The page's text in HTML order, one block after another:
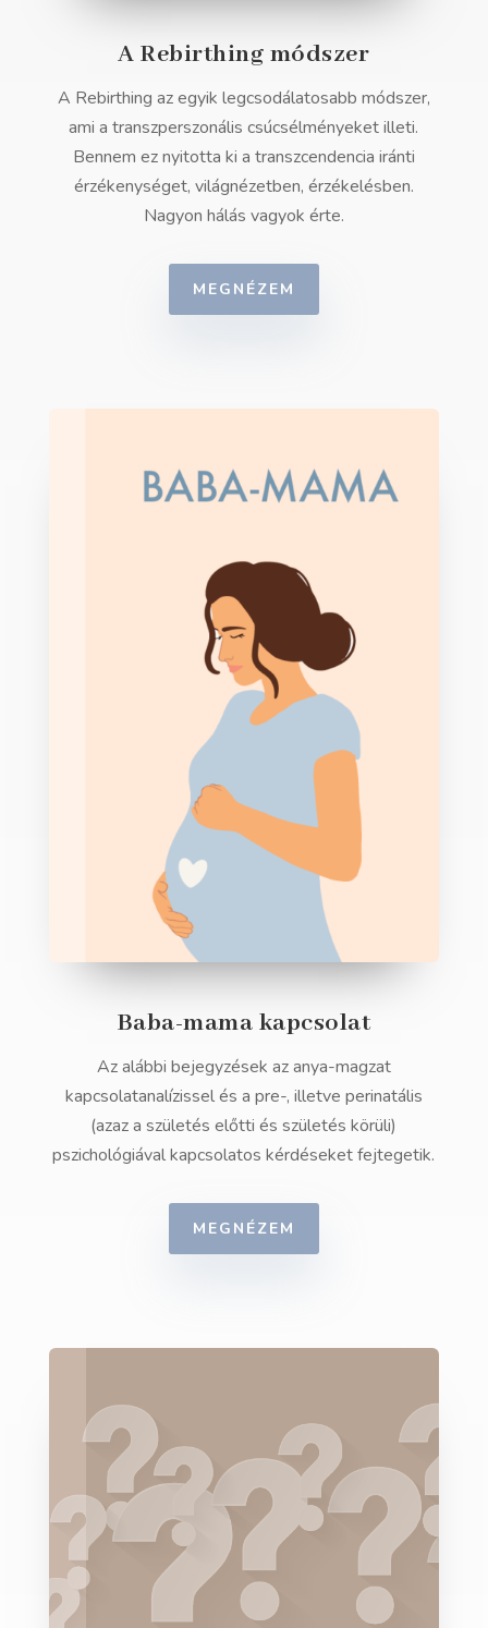
A Rebirthing módszer
A Rebirthing az egyik legcsodálatosabb módszer,
ami a transzperszonális csúcsélményeket illeti.
Bennem ez nyitotta ki a transzcendencia iránti
érzékenységet, világnézetben, érzékelésben.
Nagyon hálás vagyok érte.
MEGNÉZEM
Baba-mama kapcsolat
Az alábbi bejegyzések az anya-magzat
kapcsolatanalízissel és a pre-, illetve perinatális
(azaz a születés előtti és születés körüli)
pszichológiával kapcsolatos kérdéseket fejtegetik.
MEGNÉZEM